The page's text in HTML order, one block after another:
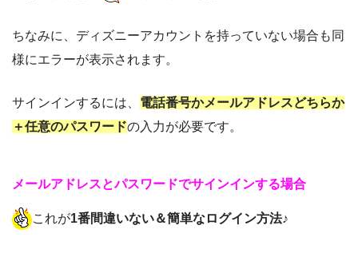
ちなみに、ディズニーアカウントを持っていない場合も同
様にエラーが表示されます。
サインインするには、 電話番号かメールアドレスどちらか
＋任意のパスワードの入力が必要です。
メールアドレスとパスワードでサインインする場合
これが1番間違いない＆簡単なログイン方法♪